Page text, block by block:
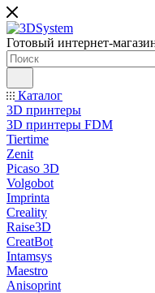
Готовый интернет-
Каталог
3D принтеры
3D принтеры FDM
Tiertime
Zenit
Picaso 3D
Volgobot
Imprinta
Creality
Raise3D
CreatBot
Intamsys
Maestro
Anisoprint